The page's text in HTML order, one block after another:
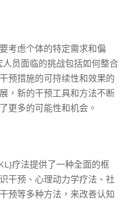
考虑个体的特定需求和偏
员面临的挑战包括如何整合
预措施的可持续性和效果的
，新的干预工具和方法不断
更多的可能性和机会。
疗法提供了一种全面的框
干预、心理动力学疗法、社
预等多种方法，来改善认知